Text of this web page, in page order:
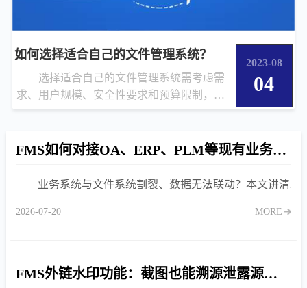
如何选择适合自己的文件管理系统？
选择适合自己的文件管理系统需考虑需
求、用户规模、安全性要求和预算限制，壹
博信息在基础功能上支持定制开...
2023-08
04
FMS如何对接OA、ERP、PLM等现有业务系统？
业务系统与文件系统割裂、数据无法联动？本文讲清
2026-07-20 MORE
FMS外链水印功能：截图也能溯源泄露源头的技术实现